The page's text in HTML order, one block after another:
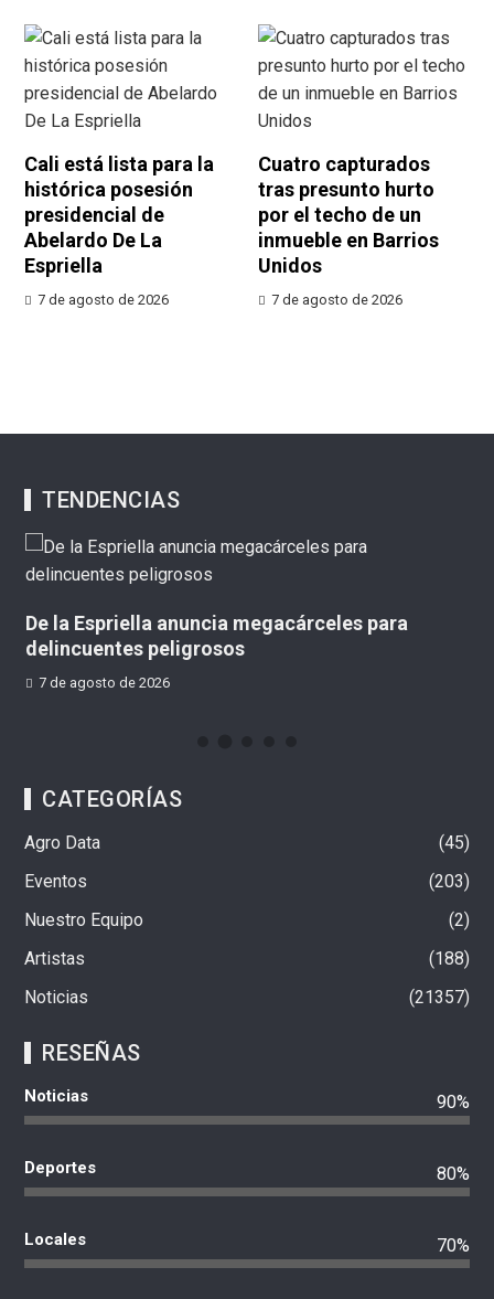
Cali está lista para la
histórica posesión
presidencial de
Abelardo De La
Espriella
7 de agosto de 2026
Cuatro capturados
tras presunto hurto
por el techo de un
inmueble en Barrios
Unidos
7 de agosto de 2026
TENDENCIAS
De la Espriella anuncia megacárceles para
delincuentes peligrosos
7 de agosto de 2026
CATEGORÍAS
Agro Data
45
Eventos
203
Nuestro Equipo
2
Artistas
188
Noticias
21357
RESEÑAS
Noticias 90%
Deportes 80%
Locales 70%